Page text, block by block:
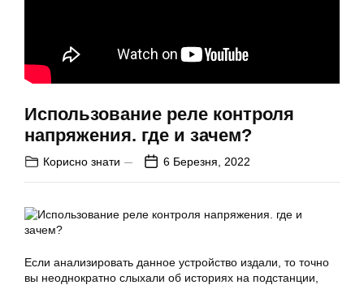
Использование реле контроля
напряжения. где и зачем?
Корисно знати 6 Березня, 2022
Если анализировать данное устройство издали, то точно
вы неоднократно слыхали об историях на подстанции,